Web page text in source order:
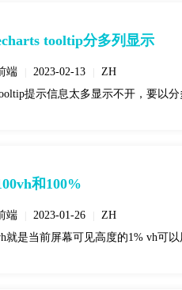
tooltip分多列显示
端 2023-02-13
ZH
提示信息太多显示不开，要以
和100%
端 2023-01-26
ZH
就是当前屏幕可见高度的1% vh可